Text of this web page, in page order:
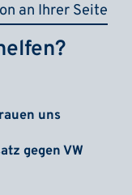
an Ihrer Seite
uns
gegen VW